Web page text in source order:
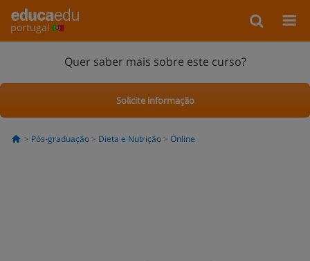
portugal
Quer saber mais sobre este curso?
Solicite informação
Pós-graduação Dieta e Nutrição Online